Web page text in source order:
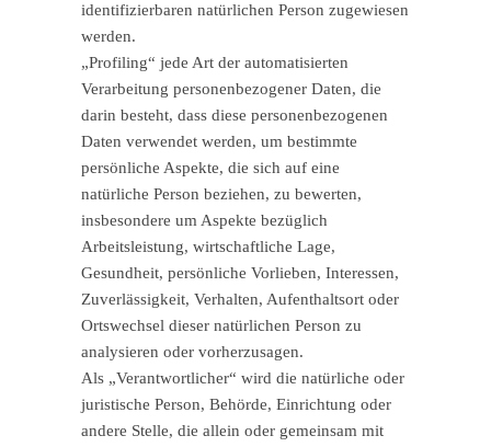
identifizierbaren natürlichen Person zugewiesen
werden.
„Profiling“ jede Art der automatisierten
Verarbeitung personenbezogener Daten, die
darin besteht, dass diese personenbezogenen
Daten verwendet werden, um bestimmte
persönliche Aspekte, die sich auf eine
natürliche Person beziehen, zu bewerten,
insbesondere um Aspekte bezüglich
Arbeitsleistung, wirtschaftliche Lage,
Gesundheit, persönliche Vorlieben, Interessen,
Zuverlässigkeit, Verhalten, Aufenthaltsort oder
Ortswechsel dieser natürlichen Person zu
analysieren oder vorherzusagen.
Als „Verantwortlicher“ wird die natürliche oder
juristische Person, Behörde, Einrichtung oder
andere Stelle, die allein oder gemeinsam mit